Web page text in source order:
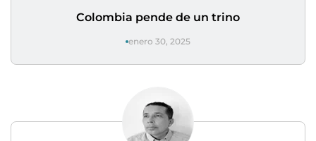
Colombia pende de un trino
enero 30, 2025